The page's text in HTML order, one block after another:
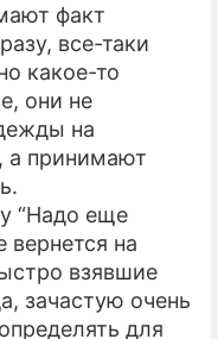
факт
все-таки
какое-то
они не
на
а принимают
“Надо еще
вернется на
взявшие
зачастую очень
для